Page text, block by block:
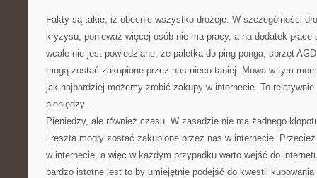
Fakty są takie, iż obecnie wszystko drożeje. W szczególności
kryzysu, ponieważ więcej osób nie ma pracy, a na dodatek
wcale nie jest powiedziane, że paletka do ping ponga, sprzęt
mogą zostać zakupione przez nas nieco taniej. Mowa w tym
jak najbardziej możemy zrobić zakupy w internecie. To
pieniędzy.
Pieniędzy, ale również czasu. W zasadzie nie ma żadnego
i reszta mogły zostać zakupione przez nas w internecie.
w internecie, a więc w każdym przypadku warto wejść do
bardzo istotne jest to by umiejętnie podejść do kwestii